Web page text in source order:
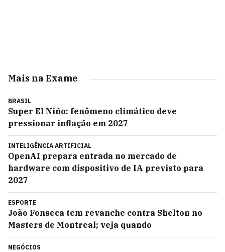
Mais na Exame
BRASIL
Super El Niño: fenômeno climático deve
pressionar inflação em 2027
INTELIGÊNCIA ARTIFICIAL
OpenAI prepara entrada no mercado de
hardware com dispositivo de IA previsto para
2027
ESPORTE
João Fonseca tem revanche contra Shelton no
Masters de Montreal; veja quando
NEGÓCIOS